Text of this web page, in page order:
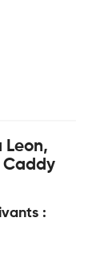
Leon,
Caddy
: